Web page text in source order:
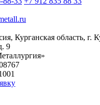
Курганская область, г.
9